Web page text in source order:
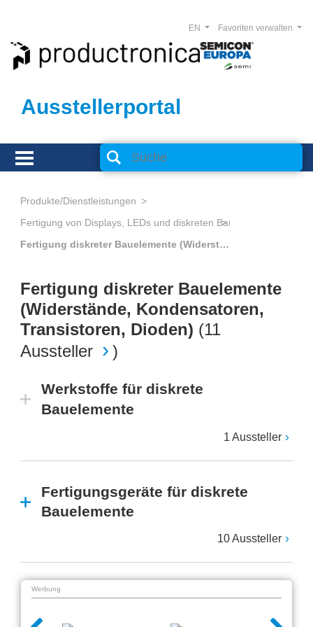
Ausstellerportal
Favoriten verwalten
EN
Produkte/Dienstleistungen
Fertigung von Displays, LEDs und diskreten Bauelementen
Fertigung diskreter Bauelemente (Widerstände, Kondensatoren, Transistoren, Dioden)
Fertigung diskreter Bauelemente
(Widerstände, Kondensatoren,
Transistoren, Dioden) (11
Aussteller
)
Werkstoffe für diskrete
Bauelemente
1 Aussteller
Fertigungsgeräte für diskrete
Bauelemente
10 Aussteller
Werbung